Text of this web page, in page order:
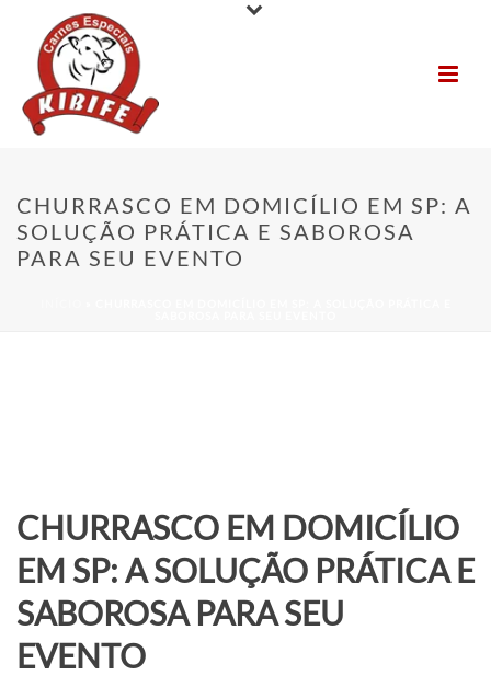
CHURRASCO EM DOMICÍLIO EM SP: A
SOLUÇÃO PRÁTICA E SABOROSA
PARA SEU EVENTO
CHURRASCO EM DOMICÍLIO
EM SP: A SOLUÇÃO PRÁTICA E
SABOROSA PARA SEU
EVENTO